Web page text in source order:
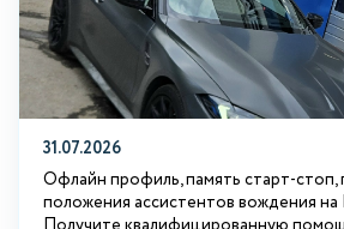
31.07.2026
Офлайн профиль, память старт-стоп,
положения ассистентов вождения